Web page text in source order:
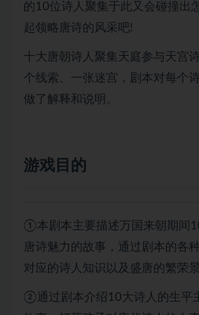
的10位诗人聚集于此又会碰撞出
起领略唐诗的风采吧!
十大唐朝诗人聚集天庭参与天宫
个线索、一张迷宫，剧本对每个
做了解释和说明。
游戏目的
①本剧本主要描述万国来朝期间
唐诗魅力的故事，通过剧本的各
对应的诗人知识以及盛唐的繁荣景
②通过剧本介绍10大诗人的生平